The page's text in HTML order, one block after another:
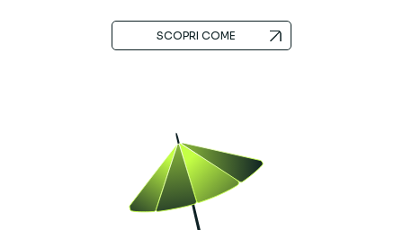
SCOPRI COME